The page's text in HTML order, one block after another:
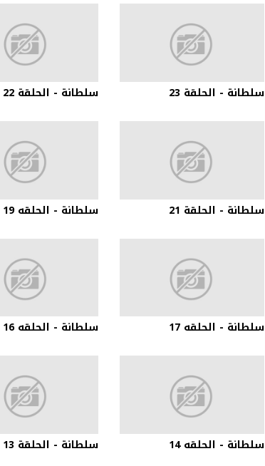
سلطانة - الحلقة 23 سلطانة - الحلقة 22
سلطانة - الحلقة 21 سلطانة - الحلقه 19
سلطانة - الحلقه 17 سلطانة - الحلقه 16
سلطانة - الحلقه 14 سلطانة - الحلقة 13